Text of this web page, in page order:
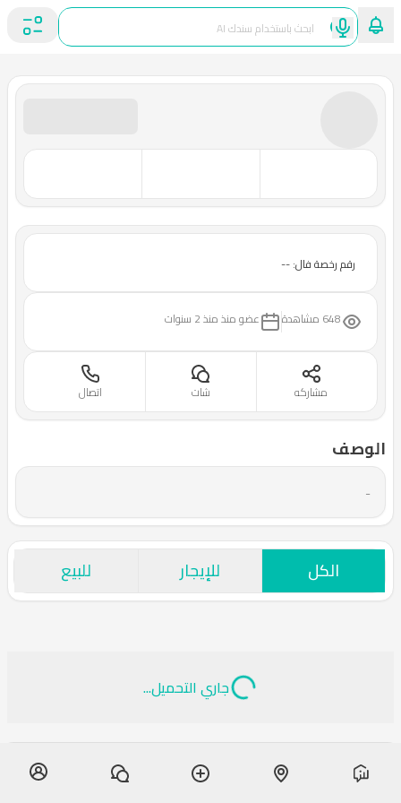
رقم رخصة فال: --
648 مشاهدة عضو منذمنذ 2 سنوات
اتصال شات مشاركه
الوصف
-
الكل للإيجار للبيع
جاري التحميل...